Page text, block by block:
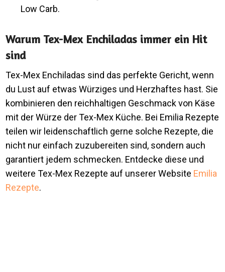
Low Carb.
Warum Tex-Mex Enchiladas immer ein Hit
sind
Tex-Mex Enchiladas sind das perfekte Gericht, wenn
du Lust auf etwas Würziges und Herzhaftes hast. Sie
kombinieren den reichhaltigen Geschmack von Käse
mit der Würze der Tex-Mex Küche. Bei Emilia Rezepte
teilen wir leidenschaftlich gerne solche Rezepte, die
nicht nur einfach zuzubereiten sind, sondern auch
garantiert jedem schmecken. Entdecke diese und
weitere Tex-Mex Rezepte auf unserer Website Emilia
Rezepte.